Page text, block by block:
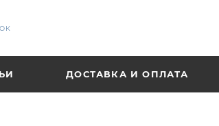
ДОСТАВКА И ОПЛАТА